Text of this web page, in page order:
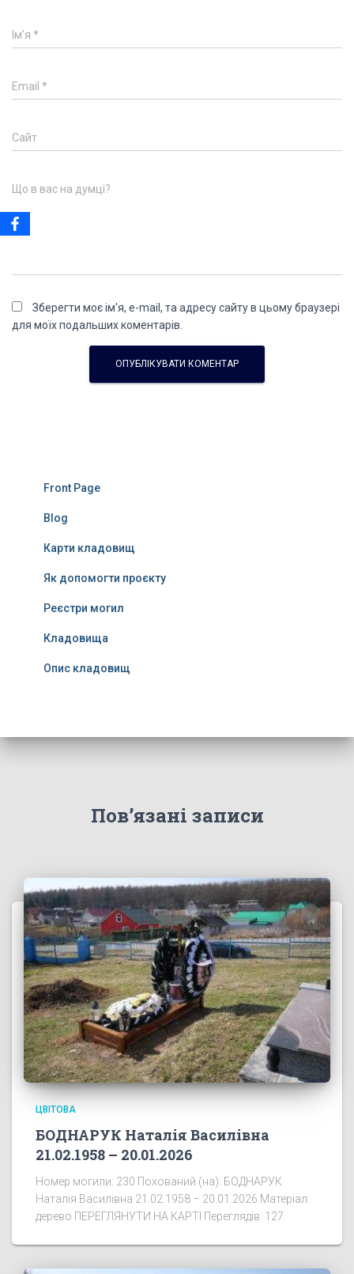
Ім'я *
Email *
Сайт
Що в вас на думці?
Зберегти моє ім'я, e-mail, та адресу сайту в цьому браузері
для моїх подальших коментарів.
Front Page
Blog
Карти кладовищ
Як допомогти проєкту
Реєстри могил
Кладовища
Опис кладовищ
Пов’язані записи
ЦВІТОВА
БОДНАРУК Наталія Василівна
21.02.1958 – 20.01.2026
Номер могили: 230 Похований (на): БОДНАРУК
Наталія Василівна 21.02.1958 – 20.01.2026 Матеріал:
дерево ПЕРЕГЛЯНУТИ НА КАРТІ Переглядів: 127